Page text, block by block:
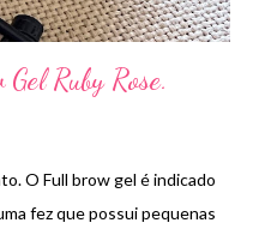
Ruby Rose.
O Full brow gel é indicado
fez que possui pequenas